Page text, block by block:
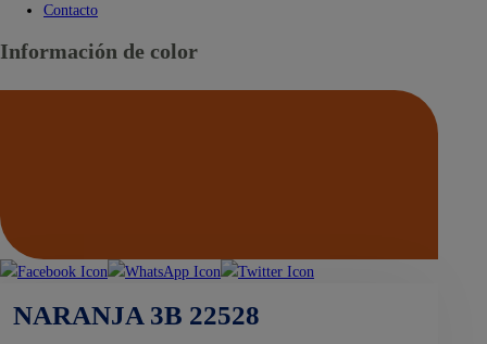
Contacto
Información de color
NARANJA 3B 22528